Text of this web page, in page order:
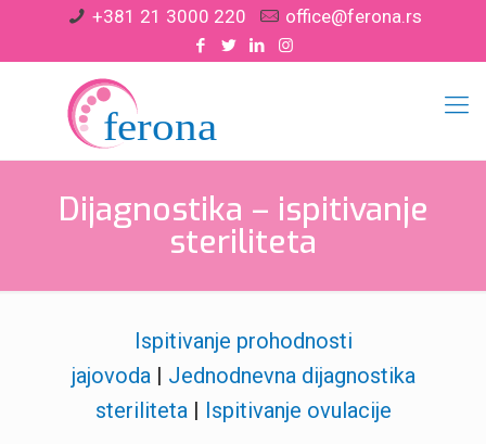
+381 21 3000 220 office@ferona.rs
Dijagnostika – ispitivanje
steriliteta
Ispitivanje prohodnosti
jajovoda| Jednodnevna dijagnostika
steriliteta| Ispitivanje ovulacije